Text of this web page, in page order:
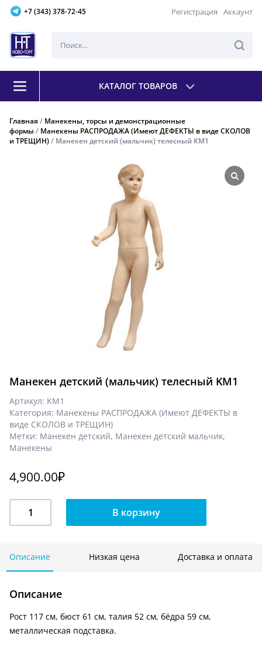
+7 (343) 378-72-45 Регистрация Аккаунт
КАТАЛОГ ТОВАРОВ
Главная / Манекены, торсы и демонстрационные
формы / Манекены РАСПРОДАЖА (Имеют ДЕФЕКТЫ в виде СКОЛОВ
и ТРЕЩИН)/ Манекен детский (мальчик) телесный KM1
Манекен детский (мальчик) телесный KM1
Артикул: KM1
Категория: Манекены РАСПРОДАЖА (Имеют ДЕФЕКТЫ в
виде СКОЛОВ и ТРЕЩИН)
Метки: Манекен детский, Манекен детский мальчик,
Манекены
4,900.00₽
Манекен
телесный
KM1
В корзину
Описание Низкая цена Доставка и оплата
Описание
Рост 117 см, бюст 61 см, талия 52 см, бёдра 59 см,
металлическая подставка.